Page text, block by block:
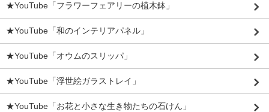
★YouTube「フラワーフェアリーの植木鉢」
★YouTube「和のインテリアパネル」
★YouTube「オウムのスリッパ」
★YouTube「浮世絵ガラストレイ」
★YouTube「お花と小さな生き物たちの石けん」